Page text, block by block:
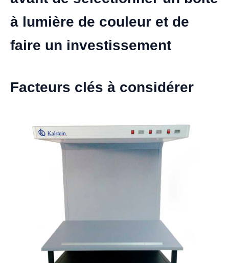
à lumière de couleur et de
faire un investissement
Facteurs clés à considérer